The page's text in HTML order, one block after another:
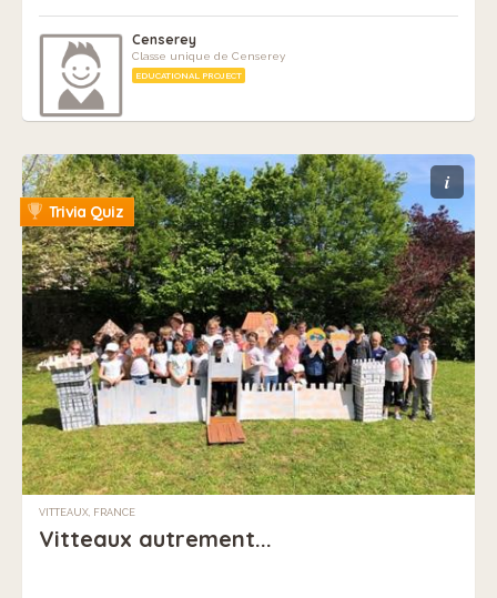
Censerey
Classe unique de Censerey
EDUCATIONAL PROJECT
i
Trivia Quiz
VITTEAUX, FRANCE
Vitteaux autrement...